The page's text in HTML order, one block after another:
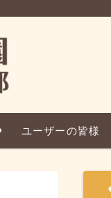
ユーザーの皆様